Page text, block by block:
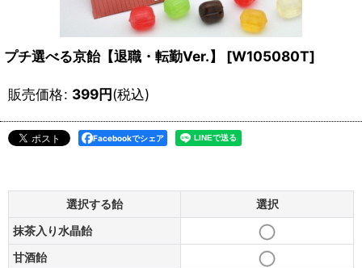
プチ選べる京飴【退職・転勤Ver.】 [W105080T]
販売価格: 399円(税込)
Facebookでシェア
選択する飴
選択
抹茶入り水晶飴
甘酒飴